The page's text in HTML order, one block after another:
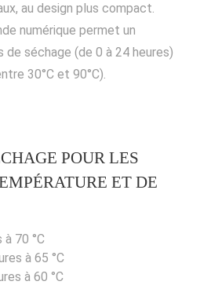
au design plus compact.
numérique permet un
séchage (de 0 à 24 heures)
30°C et 90°C).
POUR LES
ET DE
70 °C
à 65 °C
à 60 °C